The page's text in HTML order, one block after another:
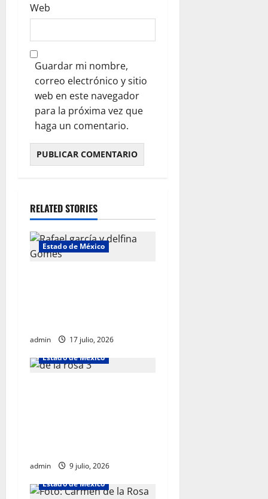
Web
Guardar mi nombre,
correo electrónico y sitio
web en este navegador
para la próxima vez que
haga un comentario.
RELATED STORIES
Estado de México
admin
17 julio, 2026
Estado de México
admin
9 julio, 2026
Estado de México